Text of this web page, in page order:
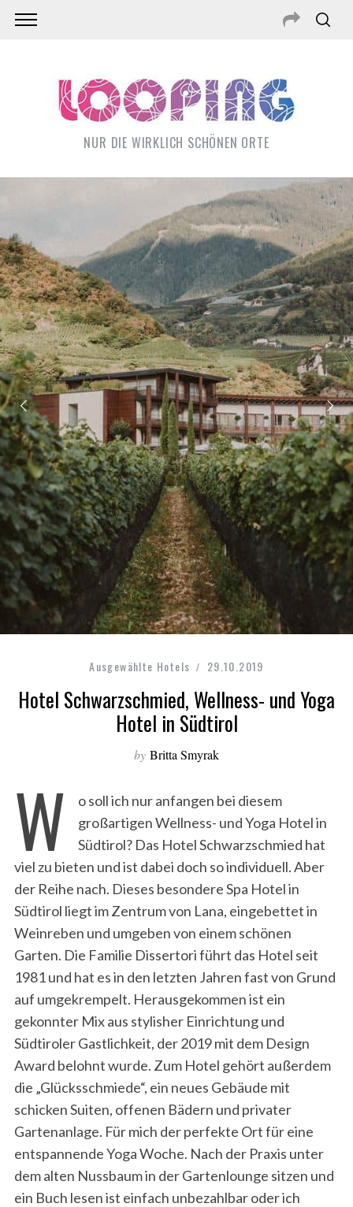
NUR DIE WIRKLICH SCHÖNEN ORTE
Ausgewählte Hotels 29.10.2019
Hotel Schwarzschmied, Wellness- und Yoga
Hotel in Südtirol
by Britta Smyrak
W
o soll ich nur anfangen bei diesem
großartigen Wellness- und Yoga Hotel in
Südtirol? Das Hotel Schwarzschmied hat
viel zu bieten und ist dabei doch so individuell. Aber
der Reihe nach. Dieses besondere Spa Hotel in
Südtirol liegt im Zentrum von Lana, eingebettet in
Weinreben und umgeben von einem schönen
Garten. Die Familie Dissertori führt das Hotel seit
1981 und hat es in den letzten Jahren fast von Grund
auf umgekrempelt. Herausgekommen ist ein
gekonnter Mix aus stylisher Einrichtung und
Südtiroler Gastlichkeit, der 2019 mit dem Design
Award belohnt wurde. Zum Hotel gehört außerdem
die „Glücksschmiede“, ein neues Gebäude mit
schicken Suiten, offenen Bädern und privater
Gartenanlage. Für mich der perfekte Ort für eine
entspannende Yoga Woche. Nach der Praxis unter
dem alten Nussbaum in der Gartenlounge sitzen und
ein Buch lesen ist einfach unbezahlbar oder ich